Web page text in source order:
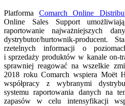
PlatformaComarch Online
Online Sales Support
raportowanie najważniejszych
dystrybutor/hurtownik-producent.
rzetelnych informacji o
i sprzedaży produktów w kanale on-
sprawniej reagować na wszelkie
2018 roku Comarch wspiera Moët
współpracy z wybranymi
systemu raportowania danych na
zapasów w celu intensyfikacji